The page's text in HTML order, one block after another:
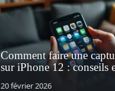
Comment faire une
sur iPhone 12 : conseils
20 février 2026